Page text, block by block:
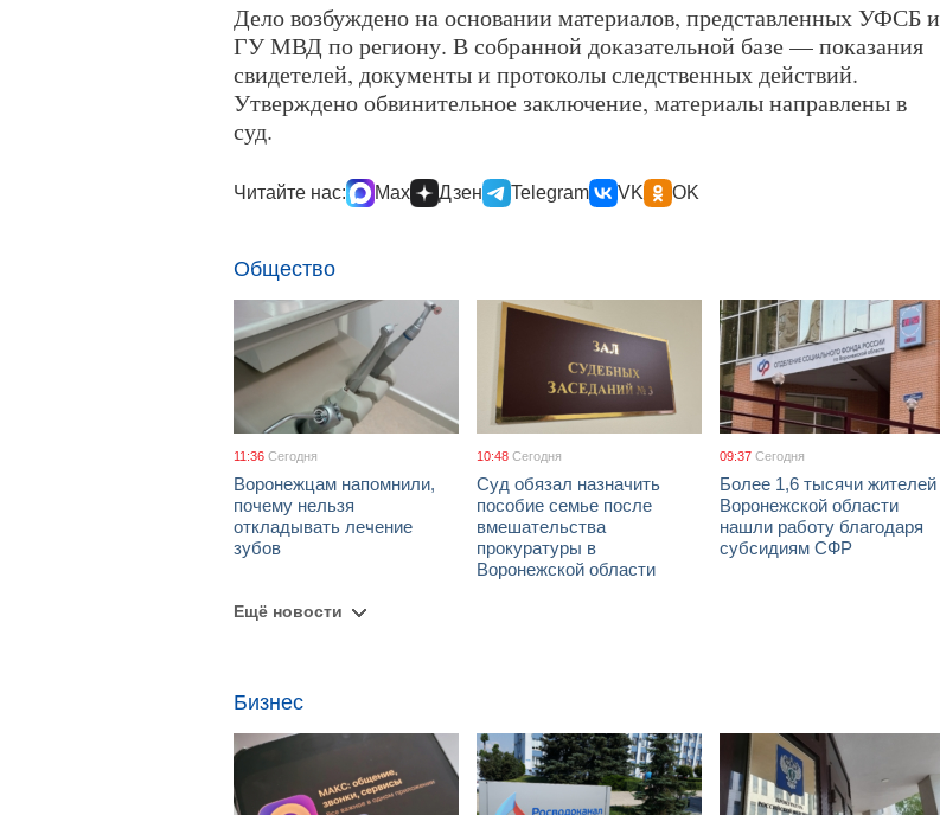
Дело возбуждено на основании материалов, представленных УФСБ и
ГУ МВД по региону. В собранной доказательной базе — показания
свидетелей, документы и протоколы следственных действий.
Утверждено обвинительное заключение, материалы направлены в
суд.
Читайте нас: Max Дзен Telegram VK OK
Общество
11:36 Сегодня
Воронежцам напомнили,
почему нельзя
откладывать лечение
зубов
10:48 Сегодня
Суд обязал назначить
пособие семье после
вмешательства
прокуратуры в
Воронежской области
09:37 Сегодня
Более 1,6 тысячи жителей
Воронежской области
нашли работу благодаря
субсидиям СФР
Ещё новости
Бизнес